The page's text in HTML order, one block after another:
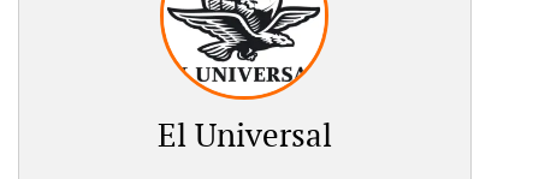
El Universal